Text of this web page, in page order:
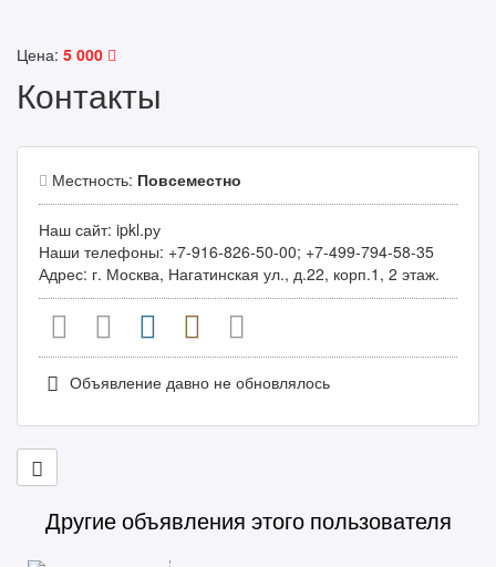
Цена: 5 000
Контакты
Местность: Повсеместно
Наш сайт: ipkl.ру
Наши телефоны: +7-916-826-50-00; +7-499-794-58-35
Адрес: г. Москва, Нагатинская ул., д.22, корп.1, 2 этаж.
Объявление давно не обновлялось
Другие объявления этого пользователя